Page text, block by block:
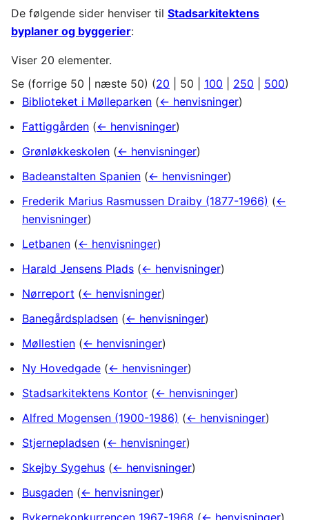
De følgende sider henviser til Stadsarkitektens
byplaner og byggerier:
Viser 20 elementer.
Se (forrige 50 næste 50) (20 50 100 250 500)
Biblioteket i Mølleparken (← henvisninger)
Fattiggården (← henvisninger)
Grønløkkeskolen (← henvisninger)
Badeanstalten Spanien (← henvisninger)
Frederik Marius Rasmussen Draiby (1877-1966) (←
henvisninger)
Letbanen (← henvisninger)
Harald Jensens Plads (← henvisninger)
Nørreport (← henvisninger)
Banegårdspladsen (← henvisninger)
Møllestien (← henvisninger)
Ny Hovedgade (← henvisninger)
Stadsarkitektens Kontor (← henvisninger)
Alfred Mogensen (1900-1986) (← henvisninger)
Stjernepladsen (← henvisninger)
Skejby Sygehus (← henvisninger)
Busgaden (← henvisninger)